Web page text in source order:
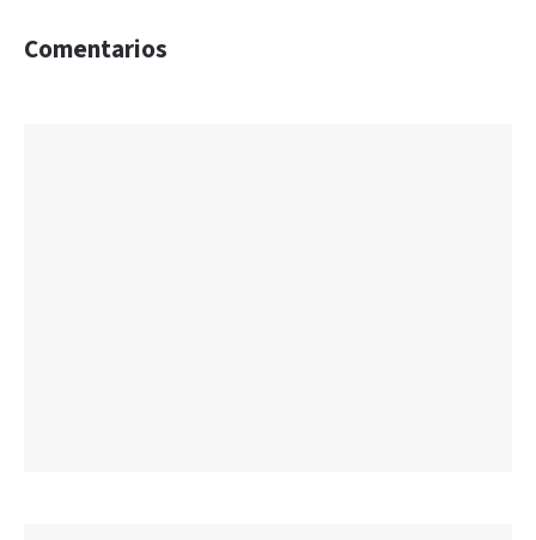
Comentarios